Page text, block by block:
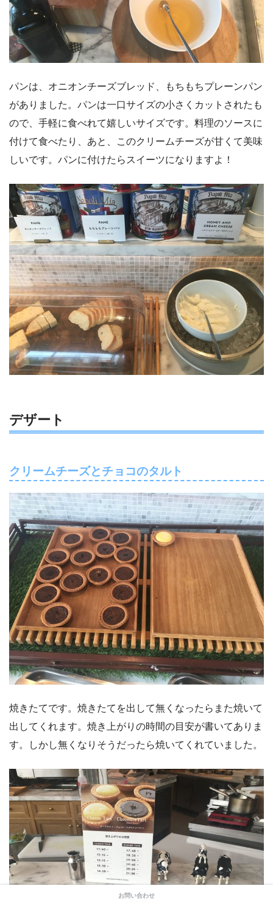
パンは、オニオンチーズブレッド、もちもちプレーンパン
がありました。パンは一口サイズの小さくカットされたも
ので、手軽に食べれて嬉しいサイズです。料理のソースに
付けて食べたり、あと、このクリームチーズが甘くて美味
しいです。パンに付けたらスイーツになりますよ！
デザート
クリームチーズとチョコのタルト
焼きたてです。焼きたてを出して無くなったらまた焼いて
出してくれます。焼き上がりの時間の目安が書いてありま
す。しかし無くなりそうだったら焼いてくれていました。
お問い合わせ